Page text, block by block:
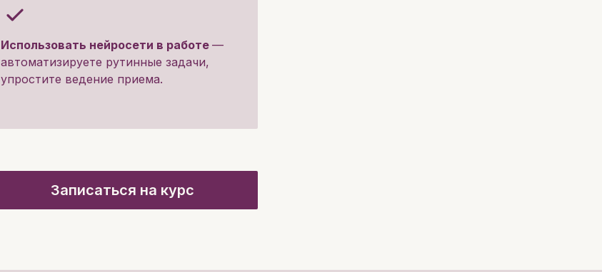
Использовать нейросети в работе —
автоматизируете рутинные задачи,
упростите ведение приема.
Записаться на курс